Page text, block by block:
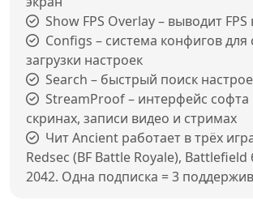
Show FPS Overlay – выводит FPS
Configs – система конфигов для
загрузки настроек
Search – быстрый поиск
StreamProof – интерфейс софта
скринах, записи видео и стримах
Чит Ancient работает в трёх
Redsec (BF Battle Royale),
2042. Одна подписка = 3